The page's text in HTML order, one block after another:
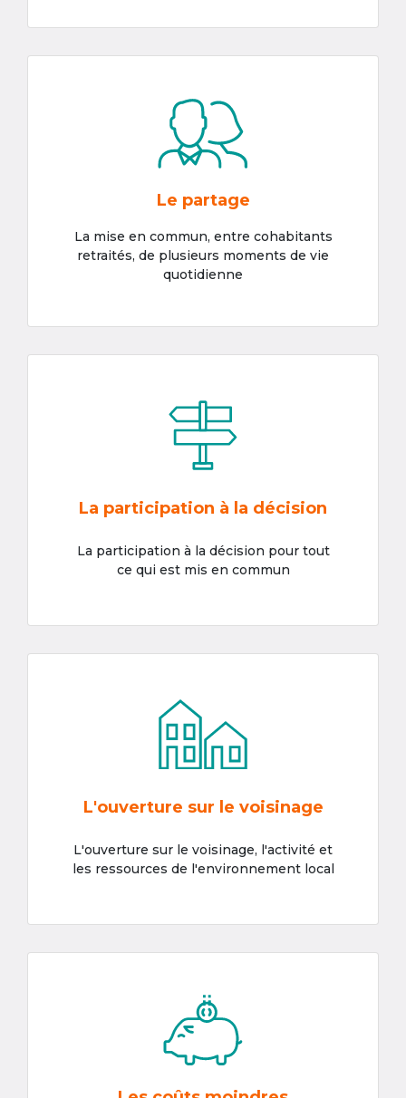
Le partage
La mise en commun, entre cohabitants
retraités, de plusieurs moments de vie
quotidienne
La participation à la décision
La participation à la décision pour tout
ce qui est mis en commun
L'ouverture sur le voisinage
L'ouverture sur le voisinage, l'activité et
les ressources de l'environnement local